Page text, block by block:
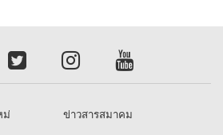
ม่
ข่าวสารสมาคม